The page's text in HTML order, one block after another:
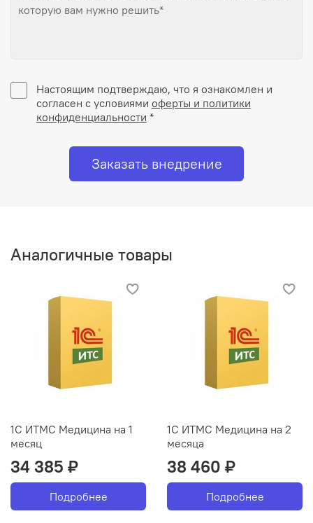
Настоящим подтверждаю, что я ознакомлен и
согласен с условиями оферты и политики
конфиденциальности *
Заказать внедрение
Аналогичные товары
1С ИТМС Медицина на 1
месяц
34 385 ₽
Подробнее
1С ИТМС Медицина на 2
месяца
38 460 ₽
Подробнее